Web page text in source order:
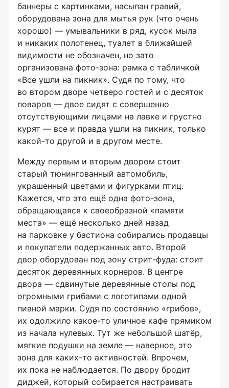
баннеры с картинками, насыпан гравий,
оборудована зона для мытья рук (что очень
хорошо) — умывальники в ряд, кусок мыла
и никаких полотенец, туалет в ближайшей
видимости не обозначен, но зато
организована фото-зона: рамка с табличкой
«Все ушли на пикник». Судя по тому, что
во втором дворе четверо гостей и с десяток
поваров — двое сидят с совершенно
отсутствующими лицами на лавке и грустно
курят — все и правда ушли на пикник, только
какой-то другой и в другом месте.
Между первым и вторым двором стоит
старый тюнингованный автомобиль,
украшенный цветами и фигурками птиц.
Кажется, что это ещё одна фото-зона,
обращающаяся к своеобразной «памяти
места» — ещё несколько дней назад
на парковке у бастиона собирались продавцы
и покупатели подержанных авто. Второй
двор оборудован под зону стрит-фуда: стоит
десяток деревянных корнеров. В центре
двора — сдвинутые деревянные столы под
огромными грибами с логотипами одной
пивной марки. Судя по состоянию «грибов»,
их одолжило какое-то уличное кафе прямиком
из начала нулевых. Тут же небольшой шатёр,
мягкие подушки на земле — наверное, это
зона для каких-то активностей. Впрочем,
их пока не наблюдается. По двору бродит
диджей, который собирается настраивать